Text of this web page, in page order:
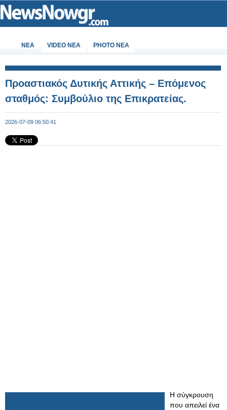
ΝΕΑ VIDEO NEA PHOTO NEA
Προαστιακός Δυτικής Αττικής – Επόμενος
σταθμός: Συμβούλιο της Επικρατείας.
2026-07-09 06:50:41
Η σύγκρουση
που απειλεί ένα